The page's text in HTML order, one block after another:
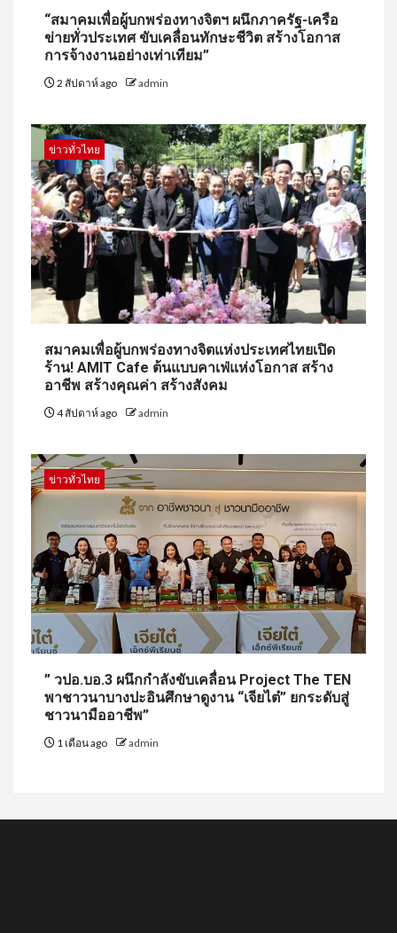
“สมาคมเพื่อผู้บกพร่องทางจิตฯ ผนึกภาครัฐ-เครือ
ข่ายทั่วประเทศ ขับเคลื่อนทักษะชีวิต สร้างโอกาส
การจ้างงานอย่างเท่าเทียม”
2 สัปดาห์ ago admin
ข่าวทั่วไทย
สมาคมเพื่อผู้บกพร่องทางจิตแห่งประเทศไทยเปิด
ร้าน! AMIT Cafe ต้นแบบคาเฟ่แห่งโอกาส สร้าง
อาชีพ สร้างคุณค่า สร้างสังคม
4 สัปดาห์ ago admin
ข่าวทั่วไทย
” วปอ.บอ.3 ผนึกกำลังขับเคลื่อน Project The TEN
พาชาวนาบางปะอินศึกษาดูงาน “เจียไต๋” ยกระดับสู่
ชาวนามืออาชีพ”
1 เดือน ago admin